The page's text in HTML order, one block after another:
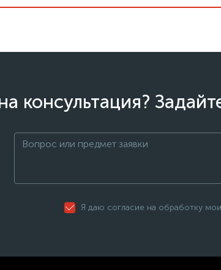
консультация?
Я даю согласие на обработку